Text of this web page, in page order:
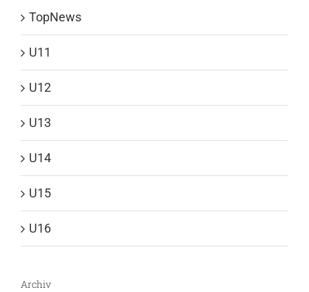
TopNews
U11
U12
U13
U14
U15
U16
Archiv